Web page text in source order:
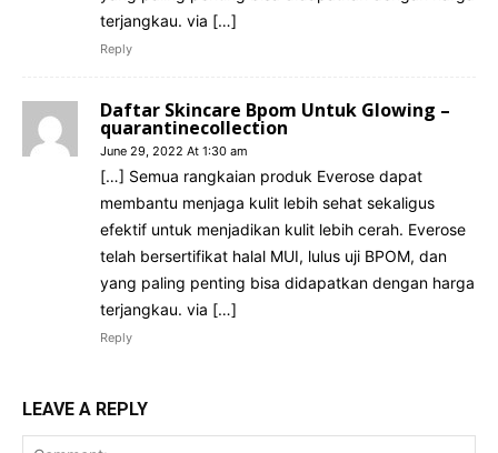
terjangkau. via […]
Reply
Daftar Skincare Bpom Untuk Glowing –
quarantinecollection
June 29, 2022 At 1:30 am
[…] Semua rangkaian produk Everose dapat
membantu menjaga kulit lebih sehat sekaligus
efektif untuk menjadikan kulit lebih cerah. Everose
telah bersertifikat halal MUI, lulus uji BPOM, dan
yang paling penting bisa didapatkan dengan harga
terjangkau. via […]
Reply
LEAVE A REPLY